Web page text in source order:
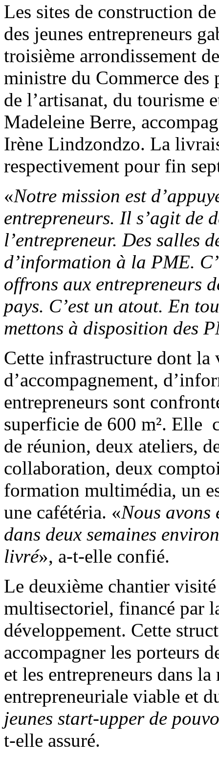
Les sites de construction
des jeunes entrepreneurs
troisième arrondissement
ministre du Commerce des
de l’artisanat, du tourisme
Madeleine Berre,
Irène Lindzondzo. La
respectivement pour fin
«Notre mission est
entrepreneurs. Il s’agit de
l’entrepreneur. Des salles
d’information à la PME.
offrons aux entrepreneurs
pays. C’est un atout. En
mettons à disposition des
Cette infrastructure dont la
d’accompagnement,
entrepreneurs sont
superficie de 600 m². Elle
de réunion, deux ateliers,
collaboration, deux
formation multimédia, un
une cafétéria. «Nous avons
dans deux semaines
livré», a-t-elle confié.
Le deuxième chantier
multisectoriel, financé par
développement. Cette
accompagner les porteurs
et les entrepreneurs dans
entrepreneuriale viable et
jeunes start-upper de
t-elle assuré.